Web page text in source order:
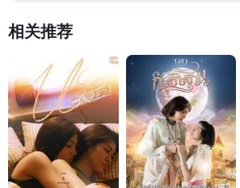
相关推荐